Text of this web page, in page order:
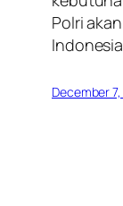
Polri
December